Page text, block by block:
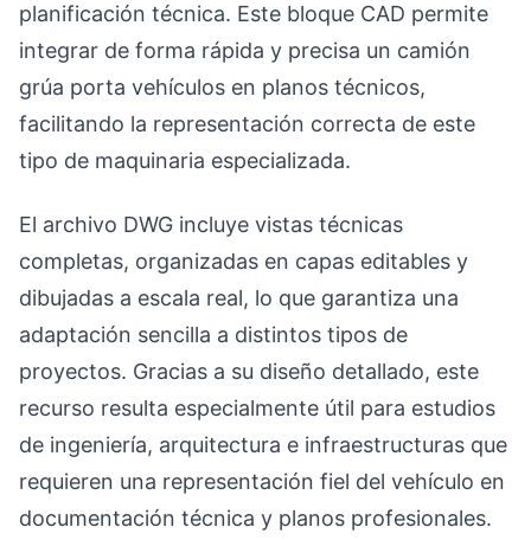
planificación técnica. Este bloque CAD permite
integrar de forma rápida y precisa un camión
grúa porta vehículos en planos técnicos,
facilitando la representación correcta de este
tipo de maquinaria especializada.
El archivo DWG incluye vistas técnicas
completas, organizadas en capas editables y
dibujadas a escala real, lo que garantiza una
adaptación sencilla a distintos tipos de
proyectos. Gracias a su diseño detallado, este
recurso resulta especialmente útil para estudios
de ingeniería, arquitectura e infraestructuras que
requieren una representación fiel del vehículo en
documentación técnica y planos profesionales.